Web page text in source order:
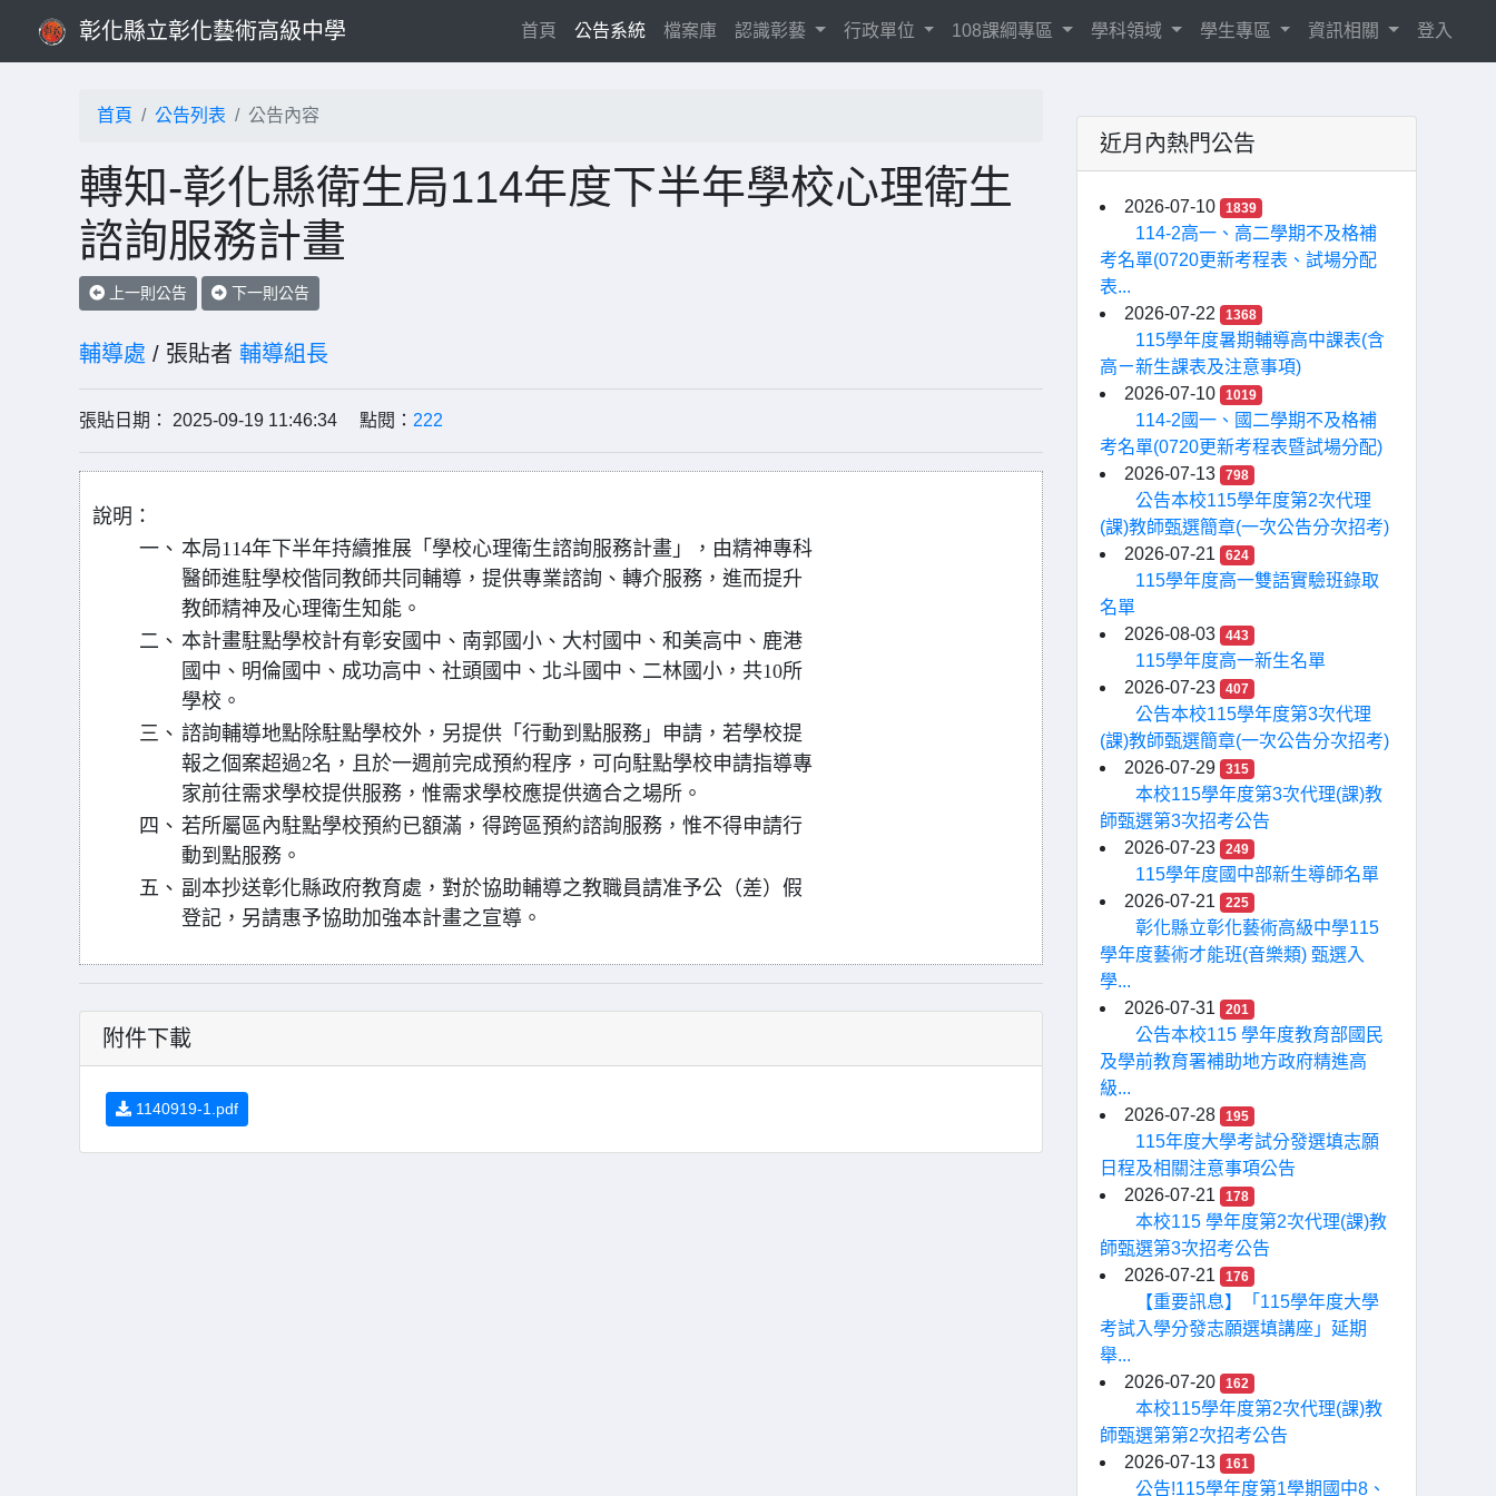
彰化縣立彰化藝術高級中學 首頁(current)
公告系統 檔案庫 認識彰藝 行政單位 108課綱專區 學科領域 學生專區 資訊相關 登入
首頁 公告列表 公告內容
轉知-彰化縣衛生局114年度下半年學校心理衛生
諮詢服務計畫
上一則公告 下一則公告
輔導處 / 張貼者 輔導組長
張貼日期： 2025-09-19 11:46:34 點閱： 222
說明：
一、 本局114年下半年持續推展「學校心理衛生諮詢服務計畫」，由精神專科
醫師進駐學校偕同教師共同輔導，提供專業諮詢、轉介服務，進而提升
教師精神及心理衛生知能。
二、 本計畫駐點學校計有彰安國中、南郭國小、大村國中、和美高中、鹿港
國中、明倫國中、成功高中、社頭國中、北斗國中、二林國小，共10所
學校。
三、 諮詢輔導地點除駐點學校外，另提供「行動到點服務」申請，若學校提
報之個案超過2名，且於一週前完成預約程序，可向駐點學校申請指導專
家前往需求學校提供服務，惟需求學校應提供適合之場所。
四、 若所屬區內駐點學校預約已額滿，得跨區預約諮詢服務，惟不得申請行
動到點服務。
五、 副本抄送彰化縣政府教育處，對於協助輔導之教職員請准予公（差）假
登記，另請惠予協助加強本計畫之宣導。
附件下載
1140919-1.pdf
近月內熱門公告
2026-07-10 1839
114-2高一、高二學期不及格補
考名單(0720更新考程表、試場分配
表...
2026-07-22
1368
115學年度暑期輔導高中課表(含
高ㄧ新生課表及注意事項)
2026-07-10
1019
114-2國一、國二學期不及格補
考名單(0720更新考程表暨試場分配)
2026-07-13
798
公告本校115學年度第2次代理
(課)教師甄選簡章(一次公告分次招考)
2026-07-21
624
115學年度高一雙語實驗班錄取
名單
2026-08-03
443
115學年度高一新生名單
2026-07-23
407
公告本校115學年度第3次代理
(課)教師甄選簡章(一次公告分次招考)
2026-07-29
315
本校115學年度第3次代理(課)教
師甄選第3次招考公告
2026-07-23
249
115學年度國中部新生導師名單
2026-07-21
225
彰化縣立彰化藝術高級中學115
學年度藝術才能班(音樂類) 甄選入
學...
2026-07-31
201
公告本校115 學年度教育部國民
及學前教育署補助地方政府精進高
級...
2026-07-28
195
115年度大學考試分發選填志願
日程及相關注意事項公告
2026-07-21
178
本校115 學年度第2次代理(課)教
師甄選第3次招考公告
2026-07-21
176
【重要訊息】「115學年度大學
考試入學分發志願選填講座」延期
舉...
2026-07-20
162
本校115學年度第2次代理(課)教
師甄選第第2次招考公告
2026-07-13
161
公告!115學年度第1學期國中8、